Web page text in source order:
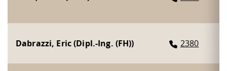
Dabrazzi, Eric (Dipl.-Ing. (FH)) 2380